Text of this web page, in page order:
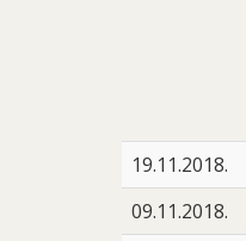
19.11.2018.
09.11.2018.